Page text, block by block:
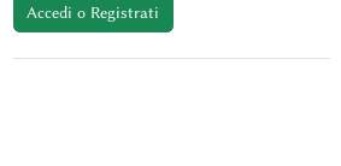
Accedi o Registrati